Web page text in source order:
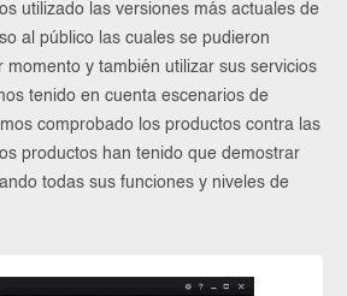
utilizado las versiones más actuales de
al público las cuales se pudieron
momento y también utilizar sus servicios
tenido en cuenta escenarios de
comprobado los productos contra las
productos han tenido que demostrar
todas sus funciones y niveles de